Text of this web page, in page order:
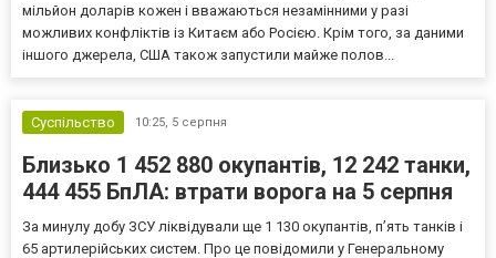
мільйон доларів кожен і вважаються незамінними у разі
можливих конфліктів із Китаєм або Росією. Крім того, за даними
іншого джерела, США також запустили майже полов...
Суспільство 10:25, 5 серпня
Близько 1 452 880 окупантів, 12 242 танки,
444 455 БпЛА: втрати ворога на 5 серпня
За минулу добу ЗСУ ліквідували ще 1 130 окупантів, пʼять танків і
65 артилерійських систем. Про це повідомили у Генеральному